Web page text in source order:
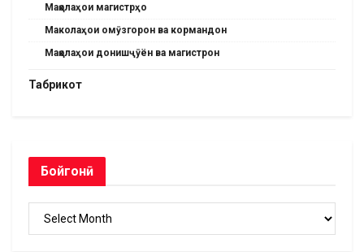
Мақолаҳои магистрҳо
Маколаҳои омӯзгорон ва кормандон
Мақолаҳои донишҷӯён ва магистрон
Табрикот
Бойгонӣ